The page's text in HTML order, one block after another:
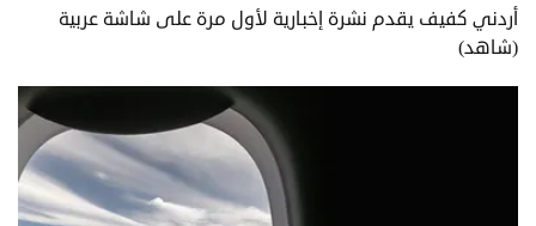
أردني كفيف يقدم نشرة إخبارية لأول مرة على شاشة عربية
(شاهد)